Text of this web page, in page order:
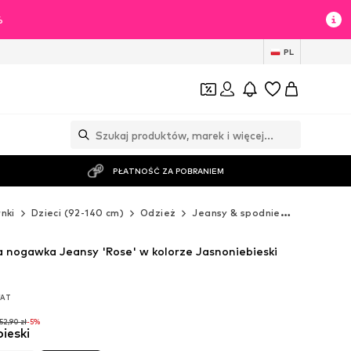
PL
PŁATNOŚĆ ZA POBRANIEM
Dzieci (92-140 cm) Odzież Jeansy & spodnie
zł-5%
zł-5%
nogawka Jeansy 'Rose' w kolorze Jasnoniebieski